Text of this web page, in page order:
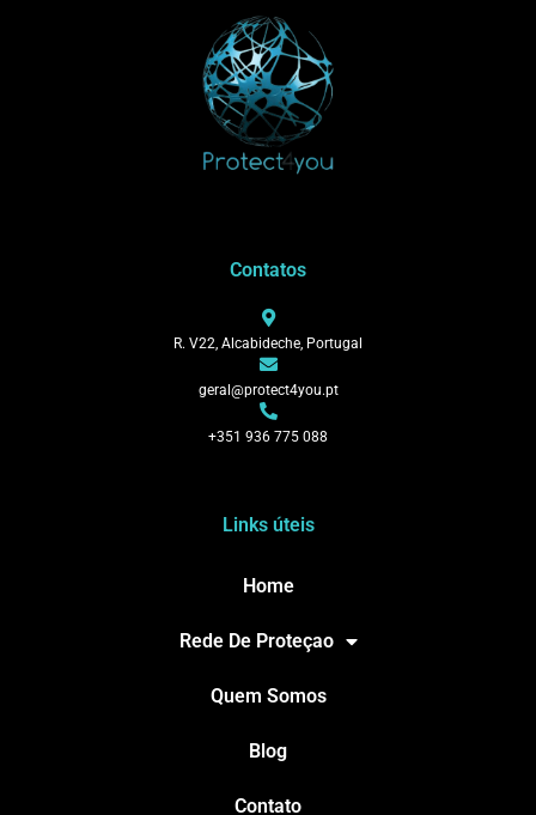
Contatos
R. V22, Alcabideche, Portugal
geral@protect4you.pt
+351 936 775 088
Links úteis
Home
Rede De Proteçao
Quem Somos
Blog
Contato